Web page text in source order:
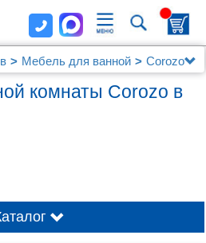
Мебель для ванной Corozo
комнаты Corozo в